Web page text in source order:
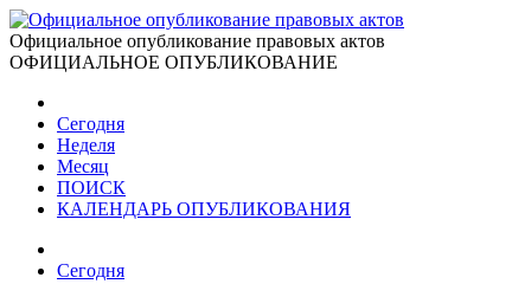
Официальное опубликование правовых актов
ОФИЦИАЛЬНОЕ ОПУБЛИКОВАНИЕ
Сегодня
Неделя
Месяц
ПОИСК
КАЛЕНДАРЬ ОПУБЛИКОВАНИЯ
Сегодня